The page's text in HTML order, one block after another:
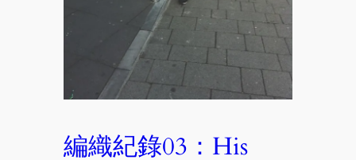
編織紀錄03：His